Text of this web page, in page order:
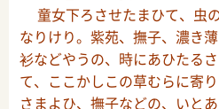
童女下ろさせたまひて、虫
なりけり。紫苑、撫子、濃き
衫などやうの、時にあひたる
て、ここかしこの草むらに寄
さまよひ、撫子などの、いと